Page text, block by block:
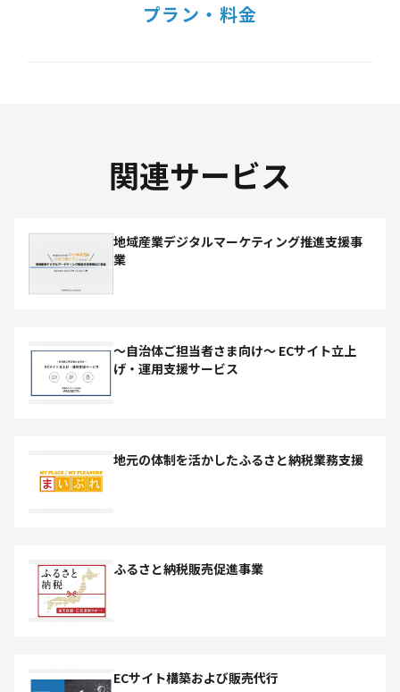
プラン・料金
関連サービス
地域産業デジタルマーケティング推進支援事
業
～自治体ご担当者さま向け～ ECサイト立上
げ・運用支援サービス
地元の体制を活かしたふるさと納税業務支援
ふるさと納税販売促進事業
ECサイト構築および販売代行